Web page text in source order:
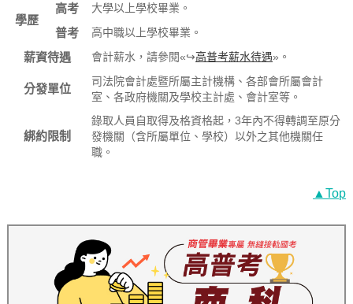
學歷
高考 大學以上學校畢業。
普考 高中職以上學校畢業。
薪資待遇 會計薪水，請參閱«↪高普考薪水待遇»。
分發單位
司法院會計處暨所屬主計機構、各部會所屬會計
室、各政府機關及學校主計處、會計室等。
綁約限制
錄取人員自取得及格資格起，3年內不得轉調至原分
發機關（含所屬單位、學校）以外之其他機關任
職。
▲Top